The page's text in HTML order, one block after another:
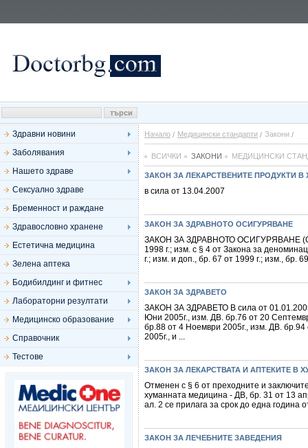
Здравни новини
Заболявания
Нашето здраве
Сексуално здраве
Бременност и раждане
Здравословно хранене
Естетична медицина
Зелена аптека
Бодибилдинг и фитнес
Лабораторни резултати
Медицинско образование
Справочник
Тестове
Начало Медицински стандарти Закони
ВСИЧКИ ЗАКОНИ МЕДИЦИНСКИ
ЗАКОН ЗА ЛЕКАРСТВЕНИТЕ ПРОДУКТИ
в сила от 13.04.2007
ЗАКОН ЗА ЗДРАВНОТО ОСИГУРЯВАНЕ
ЗАКОН ЗА ЗДРАВНОТО ОСИГУРЯВАНЕ
1998 г.; изм. с § 4 от Закона за
г.; изм. и доп., бр. 67 от 1999 г.; изм., бр.
ЗАКОН ЗА ЗДРАВЕТО
ЗАКОН ЗА ЗДРАВЕТО В сила от
Юни 2005г., изм. ДВ. бр.76 от 20
бр.88 от 4 Ноември 2005г., изм. ДВ.
2005г., и ...
ЗАКОН ЗА ЛЕКАРСТВАТА И АПТЕКИТЕ В
Отменен с § 6 от преходните и
хуманната медицина - ДВ, бр. 31 от 13
ал. 2 се прилага за срок до една година
ЗАКОН ЗА ЛЕЧЕБНИТЕ ЗАВЕДЕНИЯ